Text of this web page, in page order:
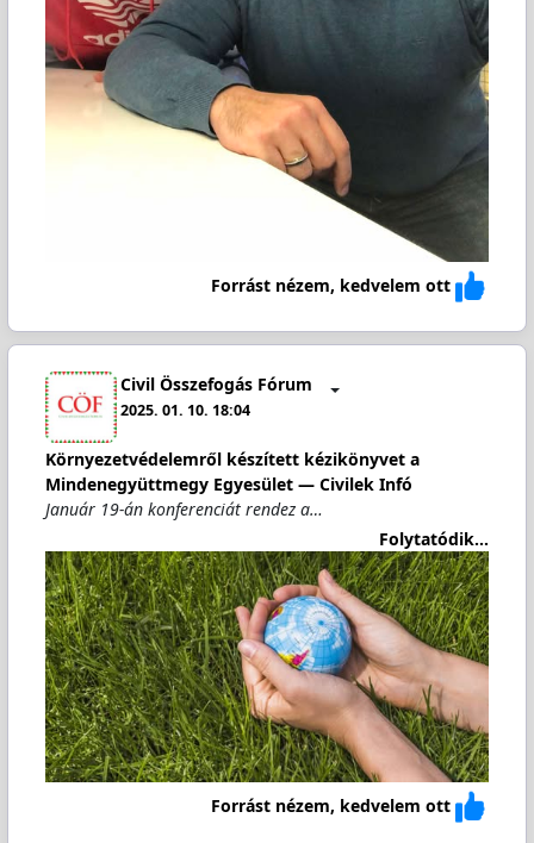
Forrást nézem, kedvelem ott
Civil Összefogás Fórum
2025. 01. 10. 18:04
Környezetvédelemről készített kézikönyvet a
Mindenegyüttmegy Egyesület — Civilek Infó
Január 19-án konferenciát rendez a…
Folytatódik...
Forrást nézem, kedvelem ott